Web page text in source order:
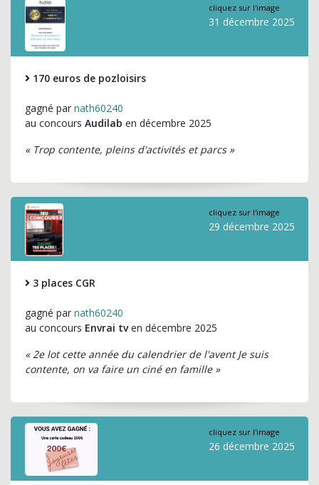
cliquez sur l'image
31 décembre 2025
170 euros de pozloisirs
gagné par nath60240
au concours Audilab en décembre 2025
« Trop contente, pleins d'activités et parcs »
cliquez sur l'image
29 décembre 2025
3 places CGR
gagné par nath60240
au concours Envrai tven décembre 2025
« 2e lot cette année du calendrier de l'avent Je suis
contente, on va faire un ciné en famille »
cliquez sur l'image
26 décembre 2025